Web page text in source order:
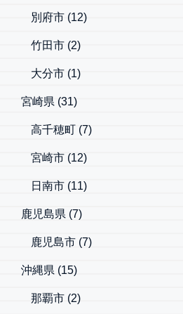
別府市 (12)
竹田市 (2)
大分市 (1)
宮崎県 (31)
高千穂町 (7)
宮崎市 (12)
日南市 (11)
鹿児島県 (7)
鹿児島市 (7)
沖縄県 (15)
那覇市 (2)